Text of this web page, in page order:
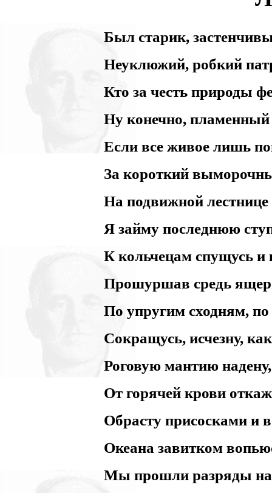
Был старик,
Неуклюжий, робкий
Кто за честь природы
Ну конечно,
Если все живое лишь
За короткий
На подвижной
Я займу последнюю
К кольчецам спущусь и
Прошуршав средь
По упругим сходням, по
Сокращусь, исчезну,
Роговую мантию надену,
От горячей крови
Обрасту присосками и
Океана завитком
Мы прошли разряды